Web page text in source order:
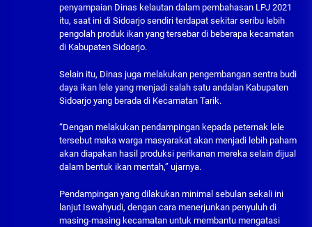
penyampaian Dinas kelautan dalam pembahasan LPJ 2021
itu, saat ini di Sidoarjo sendiri terdapat sekitar seribu lebih
pengolah produk ikan yang tersebar di beberapa kecamatan
di Kabupaten Sidoarjo.
Selain itu, Dinas juga melakukan pengembangan sentra budi
daya ikan lele yang menjadi salah satu andalan Kabupaten
Sidoarjo yang berada di Kecamatan Tarik.
“Dengan melakukan pendampingan kepada peternak lele
tersebut maka warga masyarakat akan menjadi lebih paham
akan diapakan hasil produksi perikanan mereka selain dijual
dalam bentuk ikan mentah,” ujarnya.
Pendampingan yang dilakukan minimal sebulan sekali ini
lanjut Iswahyudi, dengan cara menerjunkan penyuluh di
masing-masing kecamatan untuk membantu mengatasi